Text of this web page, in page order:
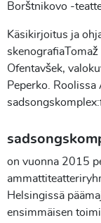
Borštnikovo -
Käsikirjoitus ja
Ofentavšek,
Peperko. Roolissa
on vuonna 2015
Helsingissä
ensimmäisen